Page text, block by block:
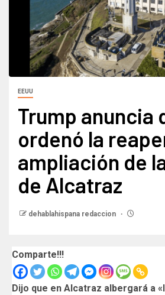
EEUU
Trump anuncia
ordenó la
ampliación de
de Alcatraz
dehablahispana redaccion
Comparte!!!
Dijo que en Alcatraz albergará a